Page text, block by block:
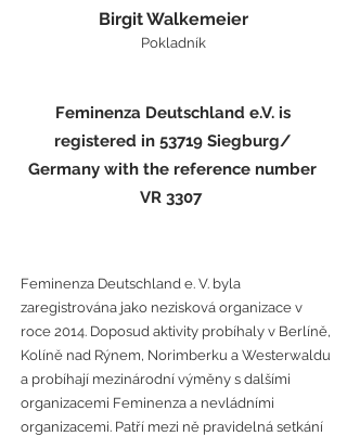
Birgit Walkemeier
Pokladník
Feminenza Deutschland e.V. is
registered in 53719 Siegburg/
Germany with the reference number
VR 3307
Feminenza Deutschland e. V. byla
zaregistrována jako nezisková organizace v
roce 2014. Doposud aktivity probíhaly v Berlíně,
Kolíně nad Rýnem, Norimberku a Westerwaldu
a probíhají mezinárodní výměny s dalšími
organizacemi Feminenza a nevládními
organizacemi. Patří mezi ně pravidelná setkání